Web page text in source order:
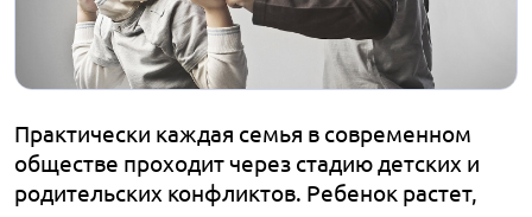
Практически каждая семья в современном
обществе проходит через стадию детских и
родительских конфликтов. Ребенок растет,